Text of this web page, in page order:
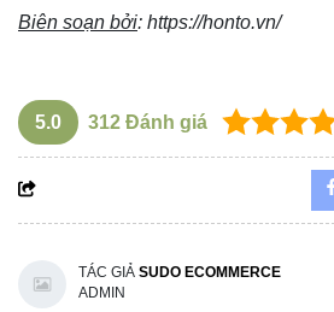
Biên soạn bởi: https://honto.vn/
5.0 312 Đánh giá
TÁC GIẢ SUDO ECOMMERCE
ADMIN